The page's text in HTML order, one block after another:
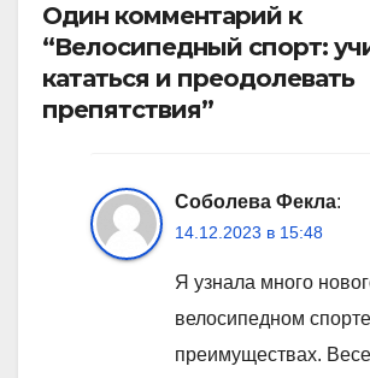
Один комментарий к
“Велосипедный спорт:
кататься и преодолевать
препятствия”
Соболева Фекла:
14.12.2023 в 15:48
Я узнала много
велосипедном
преимуществах.